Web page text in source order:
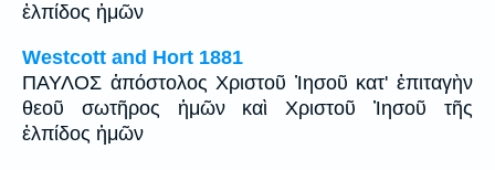
ἐλπίδος ἡμῶν
Westcott and Hort 1881
ΠΑΥΛΟΣ ἀπόστολος Χριστοῦ Ἰησοῦ κατ' ἐπιταγὴν
θεοῦ σωτῆρος ἡμῶν καὶ Χριστοῦ Ἰησοῦ τῆς
ἐλπίδος ἡμῶν